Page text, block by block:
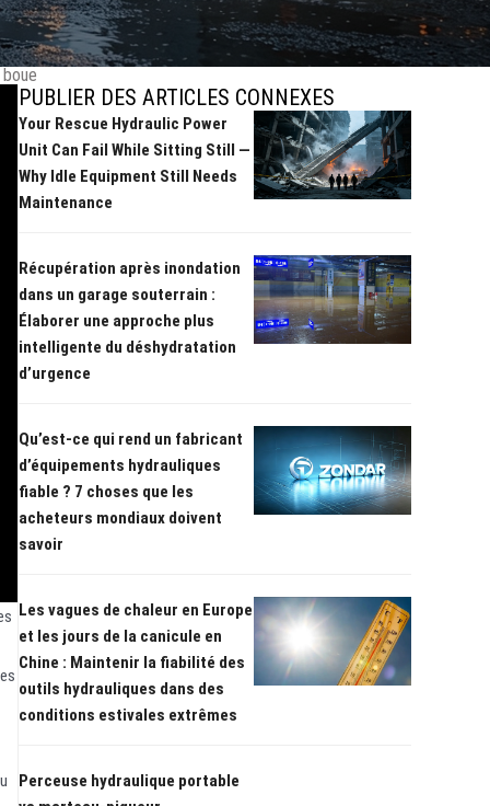
PUBLIER DES ARTICLES CONNEXES
Your Rescue Hydraulic Power
Unit Can Fail While Sitting Still —
Why Idle Equipment Still Needs
Maintenance
Récupération après inondation
dans un garage souterrain :
Élaborer une approche plus
intelligente du déshydratation
d’urgence
Qu’est-ce qui rend un fabricant
d’équipements hydrauliques
fiable ? 7 choses que les
acheteurs mondiaux doivent
savoir
Les vagues de chaleur en Europe
et les jours de la canicule en
Chine : Maintenir la fiabilité des
outils hydrauliques dans des
conditions estivales extrêmes
Perceuse hydraulique portable